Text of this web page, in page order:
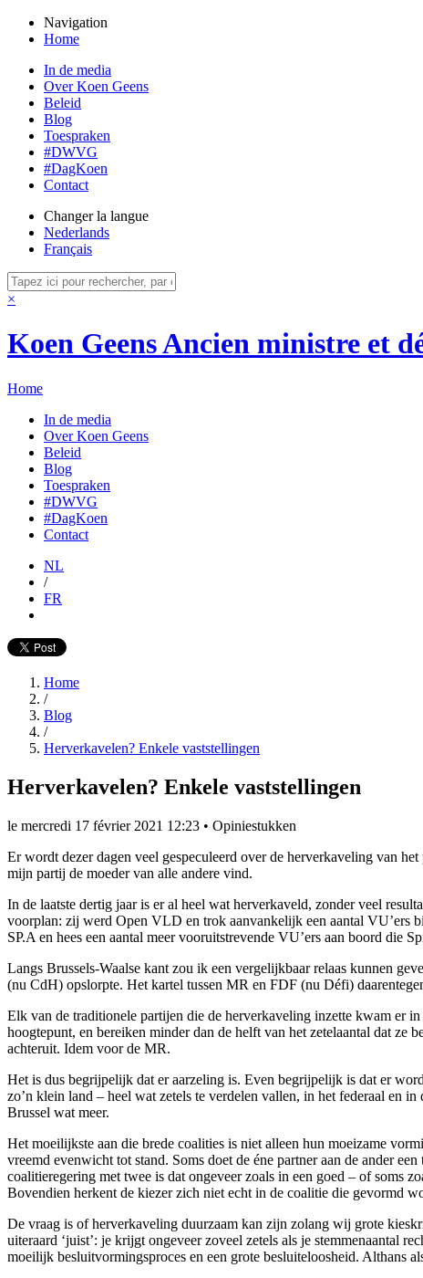
Navigation
Home
In de media
Over Koen Geens
Beleid
Blog
Toespraken
#DWVG
#DagKoen
Contact
Changer la langue
Nederlands
Français
×
Koen GeensAncien ministre et
Home
In de media
Over Koen Geens
Beleid
Blog
Toespraken
#DWVG
#DagKoen
Contact
NL
/
FR
Home
/
Blog
/
Herverkavelen? Enkele vaststellingen
Herverkavelen? Enkele vaststellingen
le mercredi 17 février 2021 12:23 • Opiniestukken
Er wordt dezer dagen veel gespeculeerd over de herverkaveling van
mijn partij de moeder van alle andere vind.
In de laatste dertig jaar is er al heel wat herverkaveld, zonder veel
voorplan: zij werd Open VLD en trok aanvankelijk een aantal VU’ers
SP.A en hees een aantal meer vooruitstrevende VU’ers aan boord
Langs Brussels-Waalse kant zou ik een vergelijkbaar relaas kunnen
(nu CdH) opslorpte. Het kartel tussen MR en FDF (nu Défi)
Elk van de traditionele partijen die de herverkaveling inzette kwam er
hoogtepunt, en bereiken minder dan de helft van het zetelaantal dat
achteruit. Idem voor de MR.
Het is dus begrijpelijk dat er aarzeling is. Even begrijpelijk is dat er
zo’n klein land – heel wat zetels te verdelen vallen, in het federaal en
Brussel wat meer.
Het moeilijkste aan die brede coalities is niet alleen hun moeizame
vreemd evenwicht tot stand. Soms doet de éne partner aan de ander
coalitieregering met twee is dat ongeveer zoals in een goed – of soms
Bovendien herkent de kiezer zich niet echt in de coalitie die gevormd
De vraag is of herverkaveling duurzaam kan zijn zolang wij grote
uiteraard ‘juist’: je krijgt ongeveer zoveel zetels als je stemmenaantal
moeilijk besluitvormingsproces en een grote besluiteloosheid. Althans